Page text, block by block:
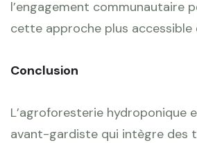
l’engagement communautaire
cette approche plus accessible
Conclusion
L’agroforesterie hydroponique
avant-gardiste qui intègre des